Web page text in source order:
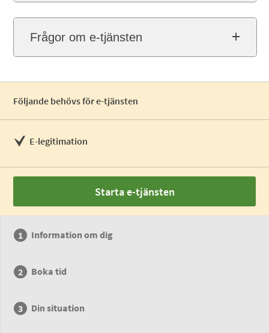
Frågor om e-tjänsten
Följande behövs för e-tjänsten
E-legitimation
Starta e-tjänsten
Information om dig
Boka tid
Din situation